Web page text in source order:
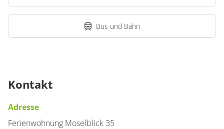
Bus und Bahn
Kontakt
Adresse
Ferienwohnung Moselblick 35